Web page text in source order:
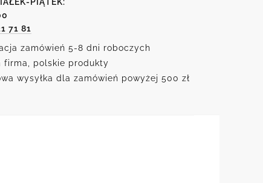
71 81
zamówień 5-8 dni roboczych
firma, polskie produkty
wysyłka dla zamówień powyżej 500 zł